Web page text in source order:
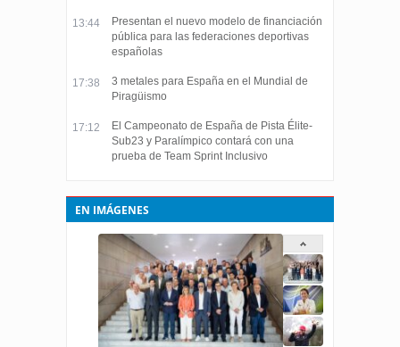
13:44
Presentan el nuevo modelo de financiación
pública para las federaciones deportivas
españolas
17:38
3 metales para España en el Mundial de
Piragüismo
17:12
El Campeonato de España de Pista Élite-
Sub23 y Paralímpico contará con una
prueba de Team Sprint Inclusivo
EN IMÁGENES